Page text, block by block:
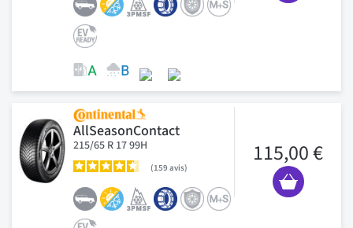
AllSeasonContact
215/65 R 17 99H
159 avis
115,00 €